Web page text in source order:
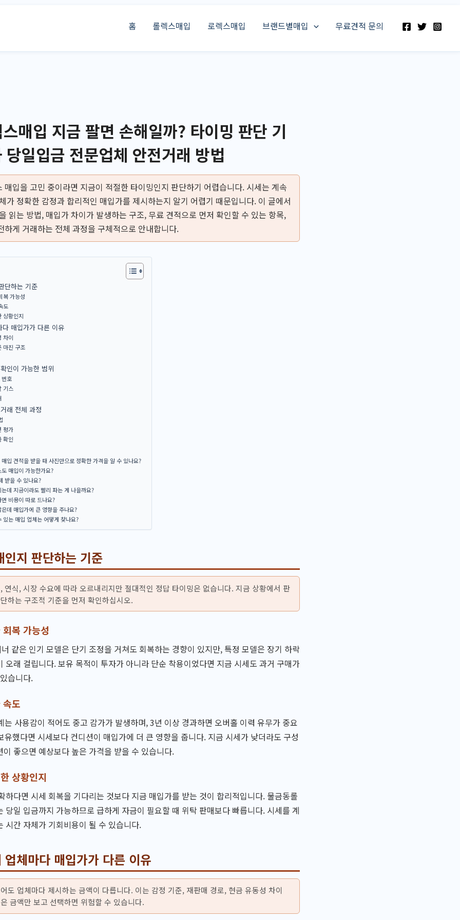
홈 롤렉스매입 로렉스매입 브랜드별매입 무료견적 문의
매입 지금 팔면 손해일까? 타이밍 판단 기
일입금 전문업체 안전거래 방법
매입을 고민 중이라면 지금이 적절한 타이밍인지 판단하기 어렵습니다. 시세는 계속
가 정확한 감정과 합리적인 매입가를 제시하는지 알기 어렵기 때문입니다. 이 글에서
읽는 방법, 매입가 차이가 발생하는 구조, 무료 견적으로 먼저 확인할 수 있는 항목,
하게 거래하는 전체 과정을 구체적으로 안내합니다.
단하는 기준
복 가능성
도
상황인지
매입가가 다른 이유
차이
마진 구조
인이 가능한 범위
번호
기스
래 전체 과정
평가
확인
입 견적을 받을 때 사진만으로 정확한 가격을 알 수 있나요?
매입이 가능한가요?
받을 수 있나요?
데 지금이라도 빨리 파는 게 나을까요?
비용이 따로 드나요?
데 매입가에 큰 영향을 주나요?
있는 매입 업체는 어떻게 찾나요?
인지 판단하는 기준
연식, 시장 수요에 따라 오르내리지만 절대적인 정답 타이밍은 없습니다. 지금 상황에서 판
하는 구조적 기준을 먼저 확인하십시오.
복 가능성
같은 인기 모델은 단기 조정을 거쳐도 회복하는 경향이 있지만, 특정 모델은 장기 하락
오래 걸립니다. 보유 목적이 투자가 아니라 단순 착용이었다면 지금 시세도 과거 구매가
습니다.
도
는 사용감이 적어도 중고 감가가 발생하며, 3년 이상 경과하면 오버홀 이력 유무가 중요
유했다면 시세보다 컨디션이 매입가에 더 큰 영향을 줍니다. 지금 시세가 낮더라도 구성
좋으면 예상보다 높은 가격을 받을 수 있습니다.
상황인지
하다면 시세 회복을 기다리는 것보다 지금 매입가를 받는 것이 합리적입니다. 물금동롤
당일 입금까지 가능하므로 급하게 자금이 필요할 때 위탁 판매보다 빠릅니다. 시세를 계
시간 자체가 기회비용이 될 수 있습니다.
체마다 매입가가 다른 이유
도 업체마다 제시하는 금액이 다릅니다. 이는 감정 기준, 재판매 경로, 현금 유동성 차이
금액만 보고 선택하면 위험할 수 있습니다.